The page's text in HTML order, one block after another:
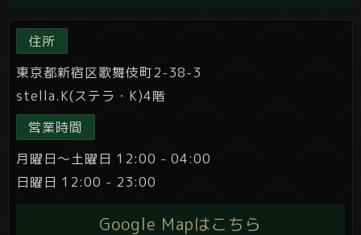
住所
東京都新宿区歌舞伎町2-38-3
stella.K(ステラ・K)4階
営業時間
月曜日～土曜日 12:00 - 04:00
日曜日 12:00 - 23:00
Google Mapはこちら